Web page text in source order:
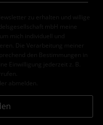
zu erhalten und willige
mbH meine
mich individuell und
Die Verarbeitung meiner
den Bestimmungen in
Einwilligung jederzeit z. B.
abmelden.